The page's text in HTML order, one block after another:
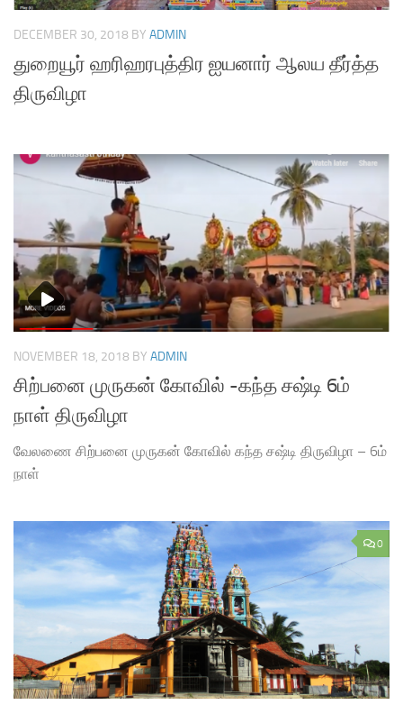
DECEMBER 30, 2018 BY ADMIN
துறையூர் ஹரிஹரபுத்திர ஐயனார் ஆலய தீர்த்த
திருவிழா
NOVEMBER 18, 2018 BY ADMIN
சிற்பனை முருகன் கோவில் -கந்த சஷ்டி 6ம்
நாள் திருவிழா
வேலணை சிற்பனை முருகன் கோவில் கந்த சஷ்டி திருவிழா – 6ம்
நாள்
0